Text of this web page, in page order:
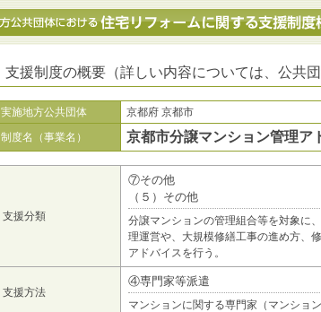
支援制度の概要（詳しい内容については、公共
実施地方公共団体
京都府 京都市
制度名（事業名）
京都市分譲マンション管理ア
支援分類
⑦その他
（５）その他
分譲マンションの管理組合等を対象に
理運営や、大規模修繕工事の進め方、
アドバイスを行う。
支援方法
④専門家等派遣
マンションに関する専門家（マンショ